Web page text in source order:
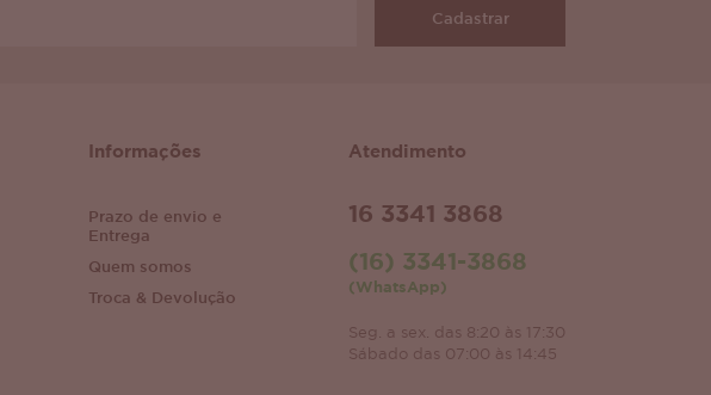
Cadastrar
Informações
Prazo de envio e
Entrega
Quem somos
Troca & Devolução
Atendimento
16 3341 3868
(16) 3341-3868
(WhatsApp)
Seg. a sex. das 8:20 às 17:30
Sábado das 07:00 às 14:45